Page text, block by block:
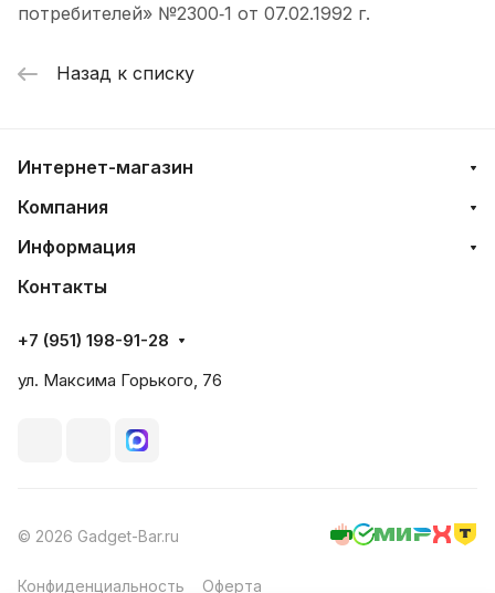
потребителей» №2300‑1 от 07.02.1992 г.
Назад к списку
Интернет-магазин
Компания
Информация
Контакты
+7 (951) 198-91-28
ул. Максима Горького, 76
© 2026 Gadget-Bar.ru
Конфиденциальность Оферта